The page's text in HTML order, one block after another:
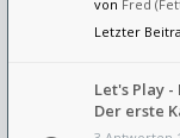
von Fred
Letzter
Let's Play
Der erste